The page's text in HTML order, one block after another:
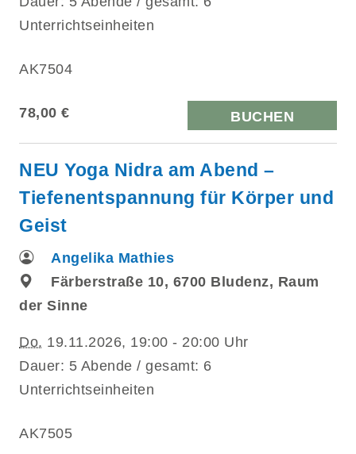
Unterrichtseinheiten
AK7504
78,00 € BUCHEN
NEU Yoga Nidra am Abend –
Tiefenentspannung für Körper und
Geist
Angelika Mathies
Färberstraße 10, 6700 Bludenz, Raum
der Sinne
Do. 19.11.2026, 19:00 - 20:00 Uhr
Dauer: 5 Abende / gesamt: 6
Unterrichtseinheiten
AK7505